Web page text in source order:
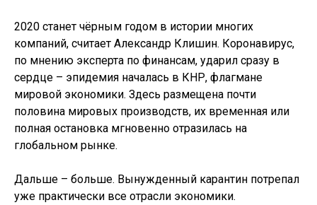
2020 станет чёрным годом в истории многих
компаний, считает Александр Клишин. Коронавирус,
по мнению эксперта по финансам, ударил сразу в
сердце – эпидемия началась в КНР, флагмане
мировой экономики. Здесь размещена почти
половина мировых производств, их временная или
полная остановка мгновенно отразилась на
глобальном рынке.
Дальше – больше. Вынужденный карантин потрепал
уже практически все отрасли экономики.